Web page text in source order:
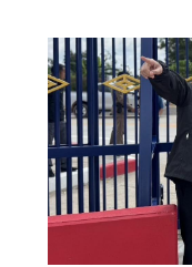
ไม่มีผู้ที่มีส่วนเกี่ยวข้อ
ให้ผู้เสียหายรู้สึกสบา